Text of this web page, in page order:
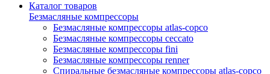
Каталог товаров
Безмасляные компрессоры
Безмасляные компрессоры atlas-copco
Безмасляные компрессоры ceccato
Безмасляные компрессоры fini
Безмасляные компрессоры renner
Спиральные безмасляные компрессоры atlas-copco